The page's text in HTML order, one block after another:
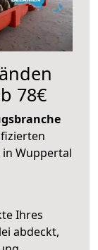
78€
Wuppertal
Ihres
abdeckt,